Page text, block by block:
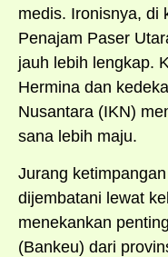
medis. Ironisnya, di
Penajam Paser
jauh lebih lengkap.
Hermina dan
Nusantara (IKN)
sana lebih maju.
Jurang
dijembatani lewat
menekankan
(Bankeu) dari